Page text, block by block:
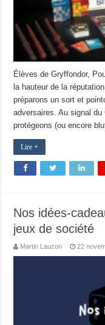
Élèves de Gryffondor,
la hauteur de la
préparons un sort et
adversaires. Au signal
protégeons (ou encore
Lire +
Nos idées-
jeux de société
Martin Lauzon 22